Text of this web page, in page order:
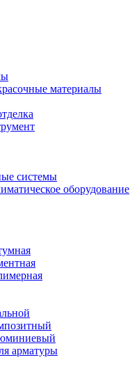
материалы
системы
оборудование
арматуры